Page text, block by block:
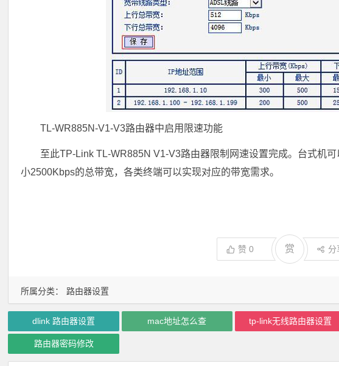
所属分类： 路由器设置
TL-WR885N-V1-V3路由器中启用限速功能
至此TP-Link TL-WR885N V1-V3路由器限制网速设置完成。台式机
小2500Kbps的总带宽，各类终端可以实现对应的带宽需求。
赞 0 赏 分
dlink 路由器设置 mac地址怎么查 tp-link无线路由器设置
路由器密码修改